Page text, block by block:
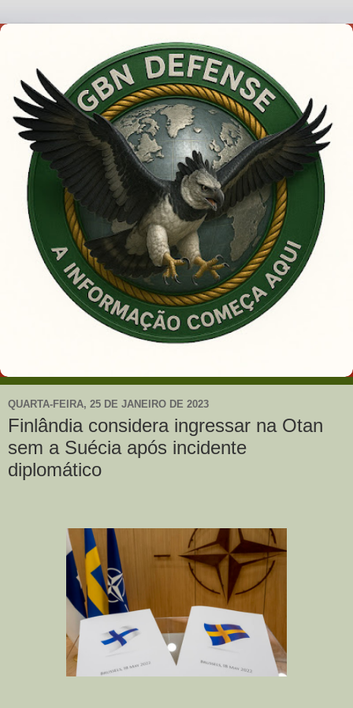
QUARTA-FEIRA, 25 DE JANEIRO DE 2023
Finlândia considera ingressar na Otan
sem a Suécia após incidente
diplomático